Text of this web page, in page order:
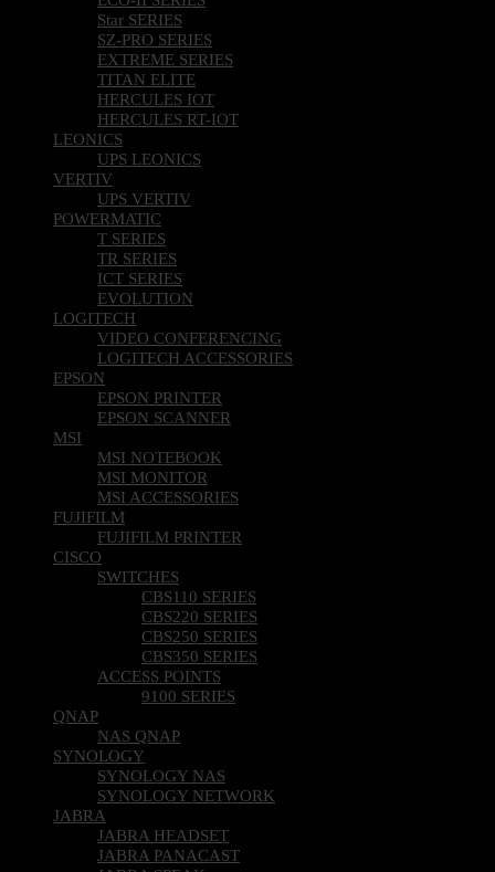
Star SERIES
SZ-PRO SERIES
EXTREME SERIES
TITAN ELITE
HERCULES IOT
HERCULES RT-IOT
LEONICS
UPS LEONICS
VERTIV
UPS VERTIV
POWERMATIC
T SERIES
TR SERIES
ICT SERIES
EVOLUTION
LOGITECH
VIDEO CONFERENCING
LOGITECH ACCESSORIES
EPSON
EPSON PRINTER
EPSON SCANNER
MSI
MSI NOTEBOOK
MSI MONITOR
MSI ACCESSORIES
FUJIFILM
FUJIFILM PRINTER
CISCO
SWITCHES
CBS110 SERIES
CBS220 SERIES
CBS250 SERIES
CBS350 SERIES
ACCESS POINTS
9100 SERIES
QNAP
NAS QNAP
SYNOLOGY
SYNOLOGY NAS
SYNOLOGY NETWORK
JABRA
JABRA HEADSET
JABRA PANACAST